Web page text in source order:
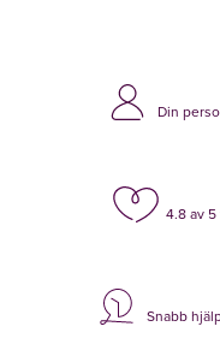
Din
4.8 av
Snabb